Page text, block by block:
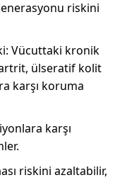
riskini
Vücuttaki kronik
ülseratif kolit
karşı koruma
karşı
riskini azaltabilir,